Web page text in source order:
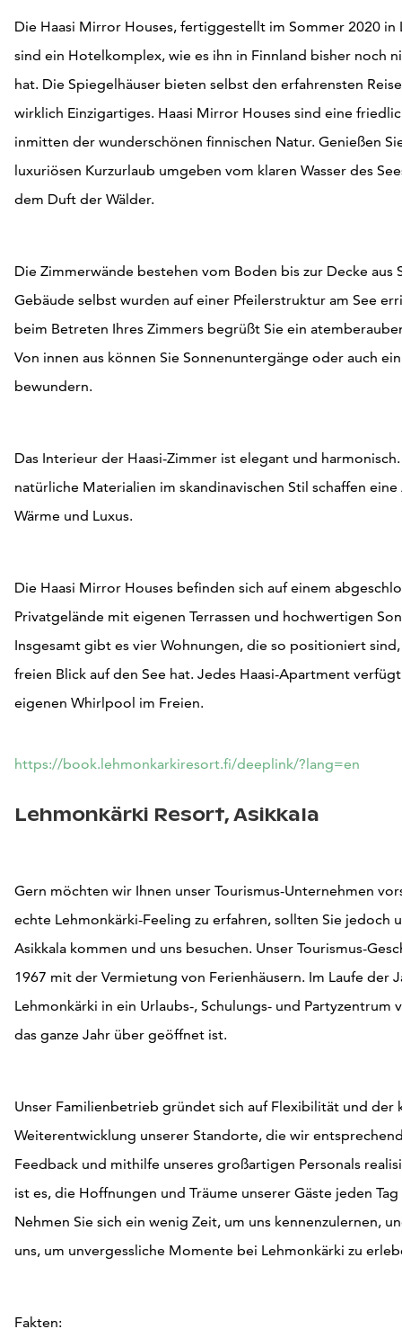
Die Haasi Mirror Houses, fertiggestellt im Sommer 2020 in
sind ein Hotelkomplex, wie es ihn in Finnland bisher noch
hat. Die Spiegelhäuser bieten selbst den erfahrensten
wirklich Einzigartiges. Haasi Mirror Houses sind eine
inmitten der wunderschönen finnischen Natur. Genießen
luxuriösen Kurzurlaub umgeben vom klaren Wasser des
dem Duft der Wälder.
Die Zimmerwände bestehen vom Boden bis zur Decke aus
Gebäude selbst wurden auf einer Pfeilerstruktur am See
beim Betreten Ihres Zimmers begrüßt Sie ein
Von innen aus können Sie Sonnenuntergänge oder auch
bewundern.
Das Interieur der Haasi-Zimmer ist elegant und
natürliche Materialien im skandinavischen Stil schaffen
Wärme und Luxus.
Die Haasi Mirror Houses befinden sich auf einem
Privatgelände mit eigenen Terrassen und hochwertigen
Insgesamt gibt es vier Wohnungen, die so positioniert
freien Blick auf den See hat. Jedes Haasi-Apartment
eigenen Whirlpool im Freien.
https://book.lehmonkarkiresort.fi/deeplink/?lang=en
Lehmonkärki Resort, Asikkala
Gern möchten wir Ihnen unser Tourismus-Unternehmen
echte Lehmonkärki-Feeling zu erfahren, sollten Sie jedoch
Asikkala kommen und uns besuchen. Unser Tourismus-
1967 mit der Vermietung von Ferienhäusern. Im Laufe der
Lehmonkärki in ein Urlaubs-, Schulungs- und Partyzentrum
das ganze Jahr über geöffnet ist.
Unser Familienbetrieb gründet sich auf Flexibilität und der
Weiterentwicklung unserer Standorte, die wir
Feedback und mithilfe unseres großartigen Personals
ist es, die Hoffnungen und Träume unserer Gäste jeden
Nehmen Sie sich ein wenig Zeit, um uns kennenzulernen,
uns, um unvergessliche Momente bei Lehmonkärki zu
Fakten: